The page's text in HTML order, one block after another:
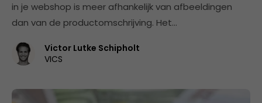
in je webshop is meer afhankelijk van afbeeldingen
dan van de productomschrijving. Het…
Victor Lutke Schipholt
VICS